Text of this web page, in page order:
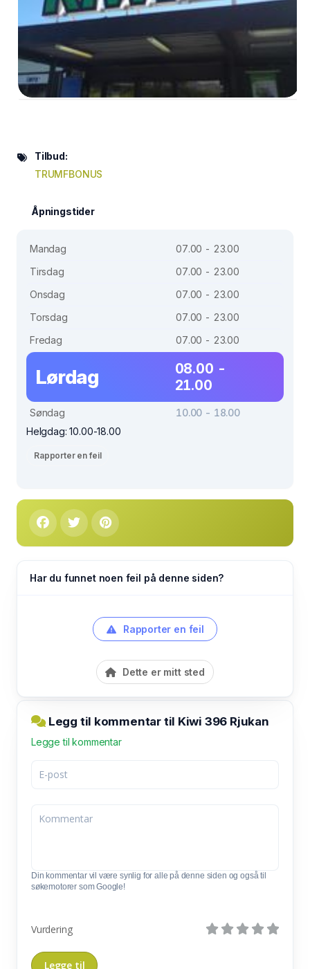
Tilbud:
TRUMFBONUS
Åpningstider
Mandag
07.00 - 23.00
Tirsdag
07.00 - 23.00
Onsdag
07.00 - 23.00
Torsdag
07.00 - 23.00
Fredag
07.00 - 23.00
Lørdag
08.00 -
21.00
Søndag
10.00 - 18.00
Helgdag: 10.00-18.00
Rapporter en feil
Har du funnet noen feil på denne siden?
Rapporter en feil
Dette er mitt sted
Legg til kommentar til Kiwi 396 Rjukan
Legge til kommentar
Din kommentar vil være synlig for alle på denne siden og også til
søkemotorer som Google!
Vurdering